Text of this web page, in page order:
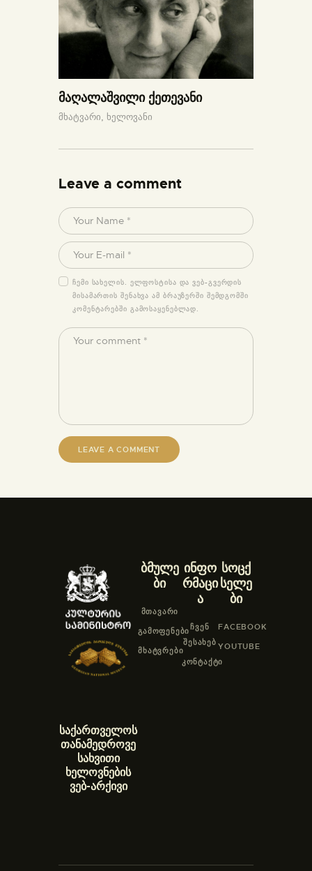
მაღალაშვილი ქეთევანი
მხატვარი, ხელოვანი
Leave a comment
ᲩᲔᲛᲘ ᲡᲐᲮᲔᲚᲘᲡ. ᲔᲚᲤᲝᲡᲢᲘᲡᲐ ᲓᲐ ᲕᲔᲑ-ᲒᲕᲔᲠᲓᲘᲡ
ᲛᲘᲡᲐᲛᲐᲠᲗᲘᲡ ᲨᲔᲜᲐᲮᲕᲐ ᲐᲛ ᲑᲠᲐᲣᲖᲔᲠᲨᲘ ᲨᲔᲛᲓᲒᲝᲛᲨᲘ
ᲙᲝᲛᲔᲜᲢᲐᲠᲔᲑᲨᲘ ᲒᲐᲛᲝᲡᲐᲧᲔᲜᲔᲑᲚᲐᲓ.
საქართველოს
თანამედროვე
სახვითი
ხელოვნების
ვებ-არქივი
ბმულე
ბი
ᲛᲗᲐᲕᲐᲠᲘ
ᲒᲐᲛᲝᲤᲔᲜᲔᲑᲘ
ᲛᲮᲐᲢᲕᲠᲔᲑᲘ
ინფო
რმაცი
ა
ᲩᲕᲔᲜ
ᲨᲔᲡᲐᲮᲔᲑ
ᲙᲝᲜᲢᲐᲥᲢᲘ
სოცქ
სელე
ბი
FACEBOOK
YOUTUBE